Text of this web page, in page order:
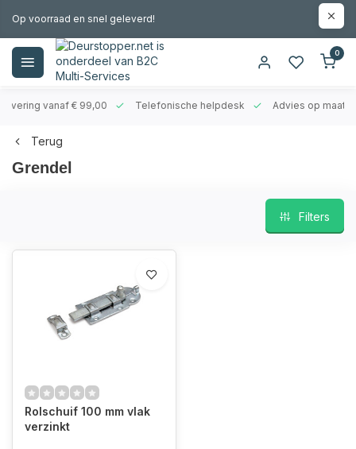
Op voorraad en snel geleverd!
0
vanaf € 99,00 Telefonische helpdesk Advies op maat
Terug
Grendel
Filters
Rolschuif 100 mm vlak
verzinkt